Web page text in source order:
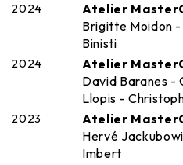
2024 Atelier
Brigitte Moidon
Binisti
2024 Atelier
David Baranes -
Llopis -
2023 Atelier
Hervé
Imbert